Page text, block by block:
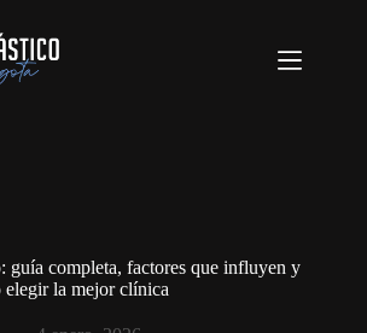
completa, factores que influyen y
elegir la mejor clínica